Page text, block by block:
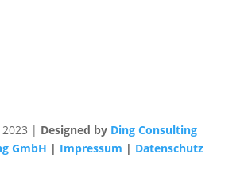
| Designed by Ding Consulting
GmbH | Impressum | Datenschutz